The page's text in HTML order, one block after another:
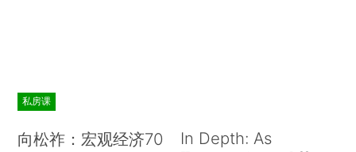
私房课
向松祚：宏观经济70
In Depth: As